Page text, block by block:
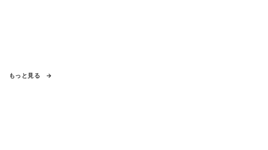
もっと見る